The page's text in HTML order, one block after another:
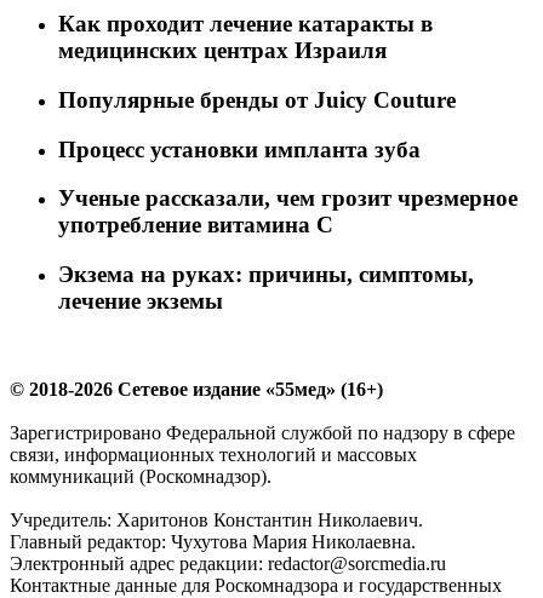
Как проходит лечение катаракты в
медицинских центрах Израиля
Популярные бренды от Juicy Couture
Процесс установки импланта зуба
Ученые рассказали, чем грозит чрезмерное
употребление витамина С
Экзема на руках: причины, симптомы,
лечение экземы
© 2018-2026 Сетевое издание «55мед» (16+)
Зарегистрировано Федеральной службой по надзору в сфере
связи, информационных технологий и массовых
коммуникаций (Роскомнадзор).
Учредитель: Харитонов Константин Николаевич.
Главный редактор: Чухутова Мария Николаевна.
Электронный адрес редакции: redactor@sorcmedia.ru
Контактные данные для Роскомнадзора и государственных